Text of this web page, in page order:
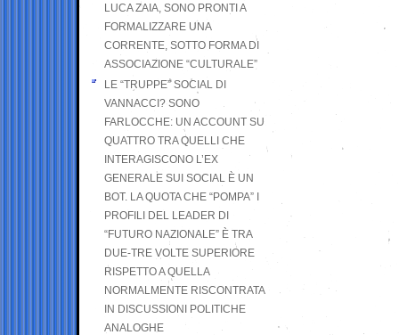
LUCA ZAIA, SONO PRONTI A
FORMALIZZARE UNA
CORRENTE, SOTTO FORMA DI
ASSOCIAZIONE “CULTURALE”
LE “TRUPPE” SOCIAL DI
VANNACCI? SONO
FARLOCCHE: UN ACCOUNT SU
QUATTRO TRA QUELLI CHE
INTERAGISCONO L’EX
GENERALE SUI SOCIAL È UN
BOT. LA QUOTA CHE “POMPA” I
PROFILI DEL LEADER DI
“FUTURO NAZIONALE” È TRA
DUE-TRE VOLTE SUPERIORE
RISPETTO A QUELLA
NORMALMENTE RISCONTRATA
IN DISCUSSIONI POLITICHE
ANALOGHE